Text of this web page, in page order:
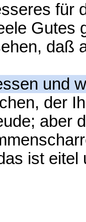
für
Gutes
daß
und
der
aber
ist eitel